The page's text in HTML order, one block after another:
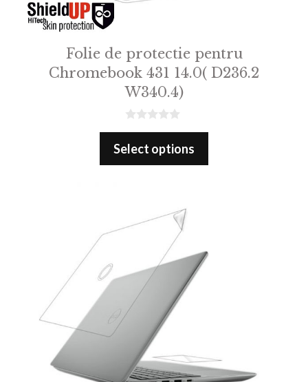
Folie de protectie pentru
Chromebook 431 14.0( D236.2
W340.4)
0
u
Select options